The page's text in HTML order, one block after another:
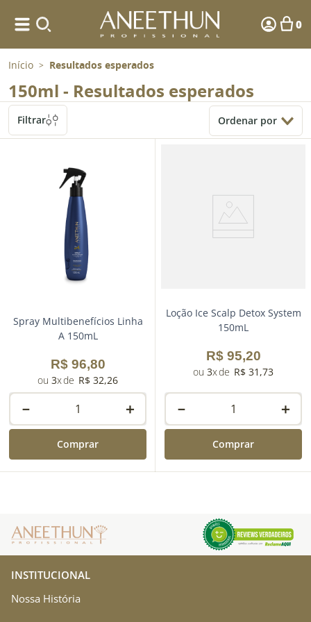
0
Início > Resultados esperados
150ml - Resultados esperados
Filtrar Ordenar por
Spray Multibenefícios Linha
A 150mL
R$ 96,80
3 R$ 32,26
＋
－
Comprar
Loção Ice Scalp Detox System
150mL
R$ 95,20
3 R$ 31 ,73
＋
－
Comprar
INSTITUCIONAL
Nossa História